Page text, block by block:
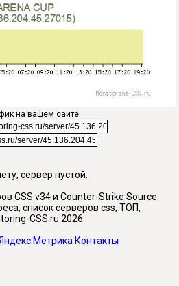
на вашем сайте:
сервер пустой.
CSS v34 и Counter-Strike Source
список серверов css, ТОП,
CSS.ru 2026
Контакты